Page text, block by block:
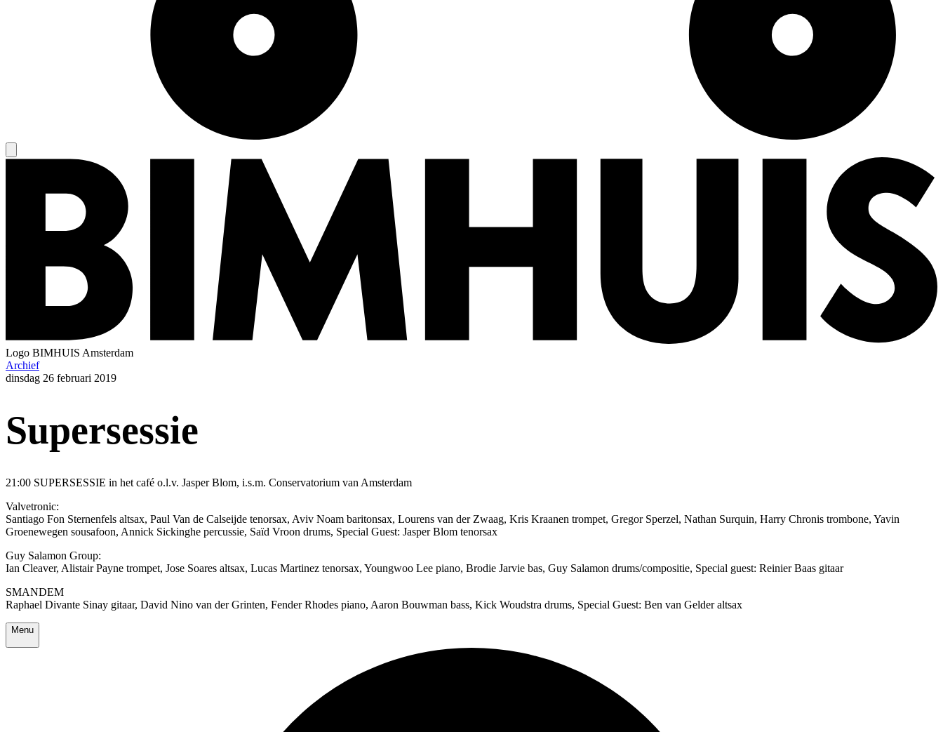
Logo BIMHUIS Amsterdam
Archief
dinsdag 26 februari 2019
Supersessie
21:00 SUPERSESSIE in het café o.l.v. Jasper Blom, i.s.m. Conservatorium van Amsterdam
Valvetronic:
Santiago Fon Sternenfels altsax, Paul Van de Calseijde tenorsax, Aviv Noam baritonsax, Lourens van der Zwaag, Kris Kraanen trompet, Gregor Sperzel, Nathan Surquin, Harry Chronis trombone, Yavin
Groenewegen sousafoon, Annick Sickinghe percussie, Saïd Vroon drums, Special Guest: Jasper Blom tenorsax
Guy Salamon Group:
Ian Cleaver, Alistair Payne trompet, Jose Soares altsax, Lucas Martinez tenorsax, Youngwoo Lee piano, Brodie Jarvie bas, Guy Salamon drums/compositie, Special guest: Reinier Baas gitaar
SMANDEM
Raphael Divante Sinay gitaar, David Nino van der Grinten, Fender Rhodes piano, Aaron Bouwman bass, Kick Woudstra drums, Special Guest: Ben van Gelder altsax
Menu